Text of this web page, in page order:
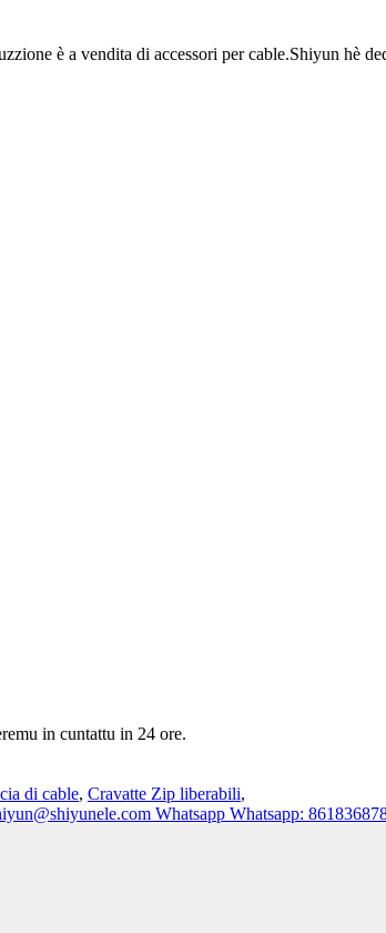
è a vendita di accessori per cable.Shiyun hè
in cuntattu in 24 ore.
di cable, Cravatte Zip liberabili,
Whatsapp Whatsapp: